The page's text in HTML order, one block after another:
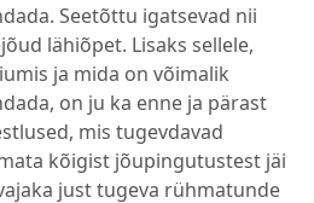
Seetõttu igatsevad nii
lähiõpet. Lisaks sellele,
ja mida on võimalik
on ju ka enne ja pärast
mis tugevdavad
kõigist jõupingutustest jäi
just tugeva rühmatunde